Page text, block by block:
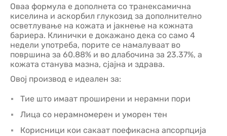
Оваа формула е дополнета со транексамична
киселина и аскорбил глукозид за дополнително
осветлување на кожата и јакнење на кожната
бариера. Клинички е докажано дека со само 4
недели употреба, порите се намалуваат во
површина за 60.88% и во длабочина за 23.37%, а
кожата станува мазна, сјајна и здрава.
Овој производ е идеален за:
Тие што имаат проширени и нерамни пори
Лица со нерамномерен и уморен тен
Корисници кои сакаат поефикасна апсорпција